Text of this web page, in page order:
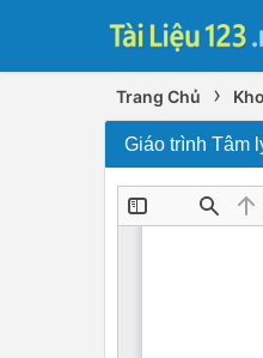
Trang Chủ ›
Giáo trình Tâm